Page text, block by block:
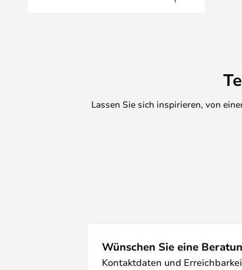
Lassen Sie sich inspirieren, von
Wünschen Sie eine
Kontaktdaten und